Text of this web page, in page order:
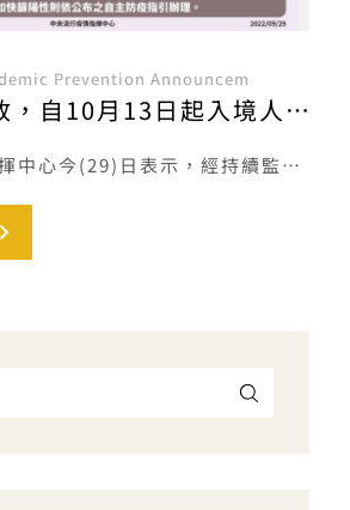
Prevention Announcem
邊境穩健開放，自10月13日起入境人員免除居家檢疫，改須「7天自主防疫」
中央流行疫情指揮中心今(29)日表示，經持續監測國際及國內疫情，疫情正以穩定可控方向發展，在評估國內防疫與醫療 […]